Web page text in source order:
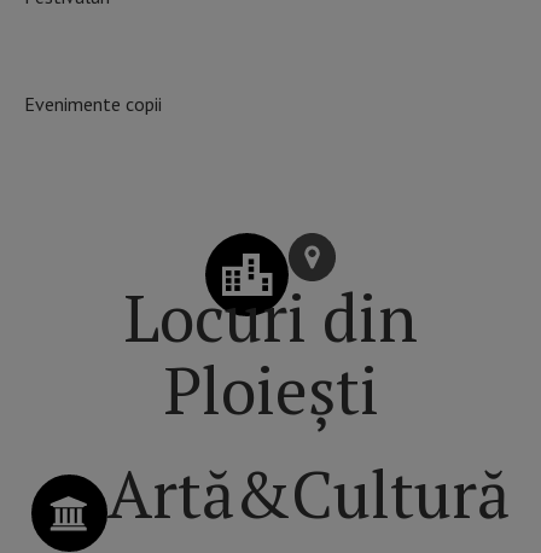
Evenimente copii
Locuri din
Ploiești
Artă&Cultură